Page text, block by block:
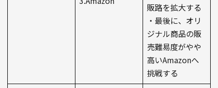
販路を拡大する
・最後に、オリ
ジナル商品の販
売難易度がやや
高いAmazonへ
挑戦する